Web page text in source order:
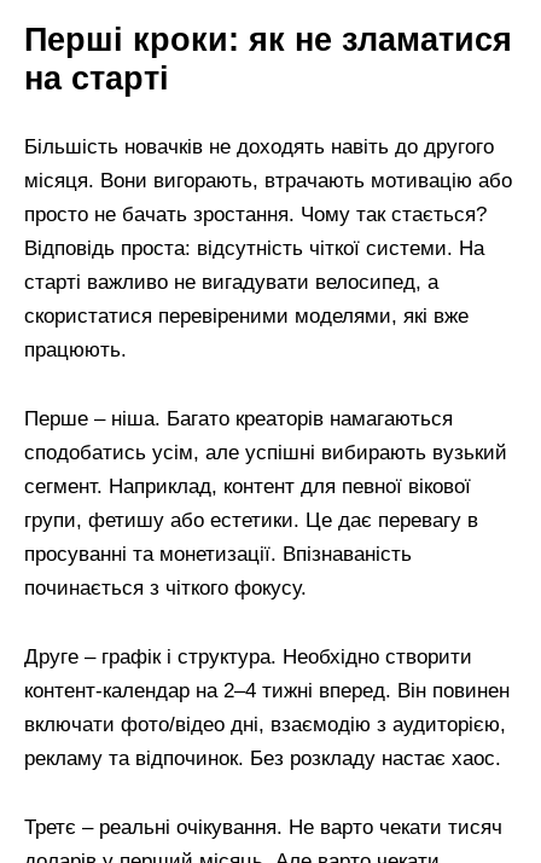
Перші кроки: як не зламатися
на старті
Більшість новачків не доходять навіть до другого
місяця. Вони вигорають, втрачають мотивацію або
просто не бачать зростання. Чому так стається?
Відповідь проста: відсутність чіткої системи. На
старті важливо не вигадувати велосипед, а
скористатися перевіреними моделями, які вже
працюють.
Перше – ніша. Багато креаторів намагаються
сподобатись усім, але успішні вибирають вузький
сегмент. Наприклад, контент для певної вікової
групи, фетишу або естетики. Це дає перевагу в
просуванні та монетизації. Впізнаваність
починається з чіткого фокусу.
Друге – графік і структура. Необхідно створити
контент-календар на 2–4 тижні вперед. Він повинен
включати фото/відео дні, взаємодію з аудиторією,
рекламу та відпочинок. Без розкладу настає хаос.
Третє – реальні очікування. Не варто чекати тисяч